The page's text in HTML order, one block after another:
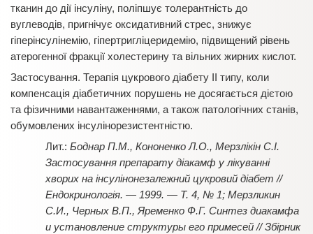
тканин до дії інсуліну, поліпшує толерантність до
вуглеводів, пригнічує оксидативний стрес, знижує
гіперінсулінемію, гіпертригліцеридемію, підвищений рівень
атерогенної фракції холестерину та вільних жирних кислот.
Застосування. Терапія цукрового діабету ІІ типу, коли
компенсація діабетичних порушень не досягається дієтою
та фізичними навантаженнями, а також патологічних станів,
обумовлених інсулінорезистентністю.
Боднар П.М., Кононенко Л.О., Мерзлікін С.І.
Застосування препарату діакамф у лікуванні
хворих на інсулінонезалежний цукровий діабет //
Ендокринологія. — 1999. — Т. 4, № 1; Мерзликин
С.И., Черных В.П., Яременко Ф.Г. Синтез диакамфа
и установление структуры его примесей // Збірник